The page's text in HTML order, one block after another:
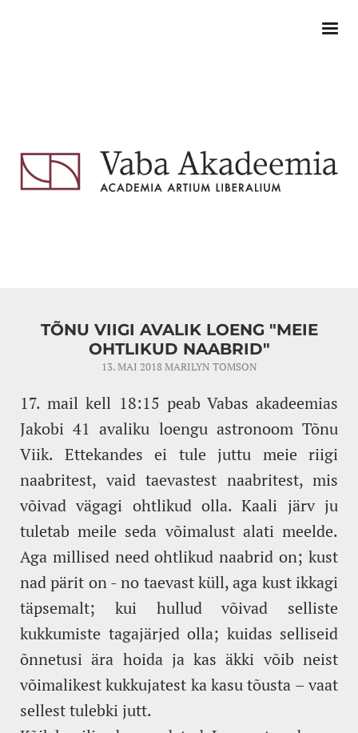
TÕNU VIIGI AVALIK LOENG "MEIE
OHTLIKUD NAABRID"
13. MAI 2018MARILYN TOMSON
17. mail kell 18:15 peab Vabas akadeemias
Jakobi 41 avaliku loengu astronoom Tõnu
Viik. Ettekandes ei tule juttu meie riigi
naabritest, vaid taevastest naabritest, mis
võivad vägagi ohtlikud olla. Kaali järv ju
tuletab meile seda võimalust alati meelde.
Aga millised need ohtlikud naabrid on; kust
nad pärit on - no taevast küll, aga kust ikkagi
täpsemalt; kui hullud võivad selliste
kukkumiste tagajärjed olla; kuidas selliseid
õnnetusi ära hoida ja kas äkki võib neist
võimalikest kukkujatest ka kasu tõusta – vaat
sellest tulebki jutt.